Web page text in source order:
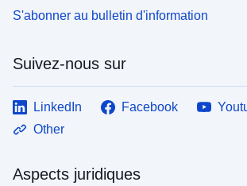
S'abonner au bulletin d'information
Suivez-nous sur
LinkedIn Facebook
Other
Aspects juridiques